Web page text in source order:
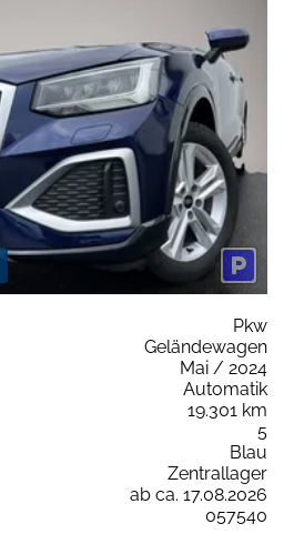
Pkw
Geländewagen
Mai / 2024
Automatik
19.301 km
5
Blau
Zentrallager
ab ca. 17.08.2026
057540